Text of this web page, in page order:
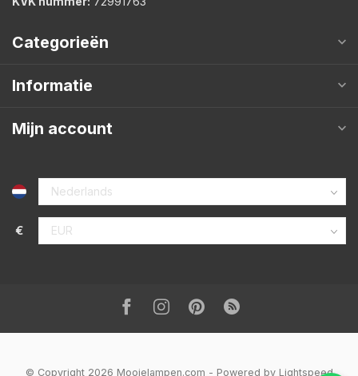
Categorieën
Informatie
Mijn account
€
© Copyright 2026 Mooielampen.com - Powered by Lightspeed